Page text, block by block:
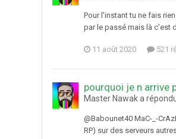
Pour l’instant tu ne fais
par le passé mais là c’est
11 août 2020 521
pourquoi je n arrive
Master Nawak a
@Babounet40 MaC-_-
RP) sur des serveurs